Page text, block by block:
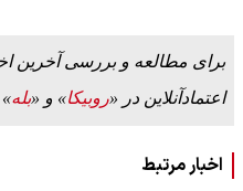
برای مطالعه و بررسی آخرین
اعتمادآنلاین در «روبیکا» و «بله
اخبار مرتبط